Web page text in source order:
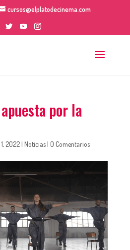
cursos@elplatodecinema.com
por la
2022| Noticias| 0 Comentarios